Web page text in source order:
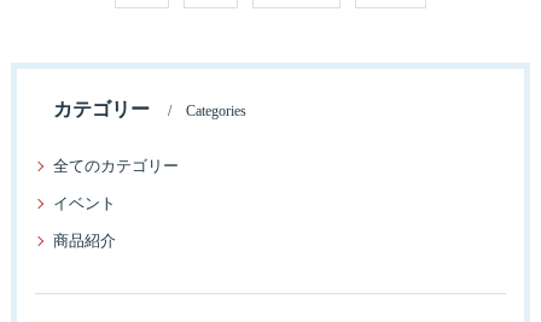
カテゴリー Categories
全てのカテゴリー
イベント
商品紹介